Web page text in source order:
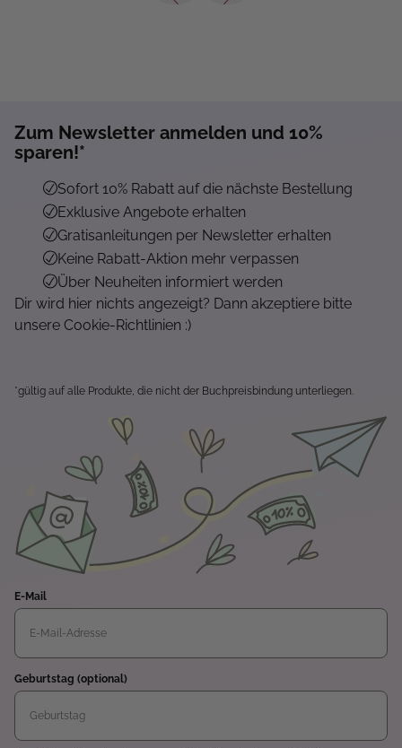
Zum Newsletter anmelden und 10%
sparen!*
Sofort 10% Rabatt auf die nächste Bestellung
Exklusive Angebote erhalten
Gratisanleitungen per Newsletter erhalten
Keine Rabatt-Aktion mehr verpassen
Über Neuheiten informiert werden
Dir wird hier nichts angezeigt? Dann akzeptiere bitte
unsere Cookie-Richtlinien :)
*gültig auf alle Produkte, die nicht der Buchpreisbindung unterliegen.
E-Mail
Geburtstag (optional)